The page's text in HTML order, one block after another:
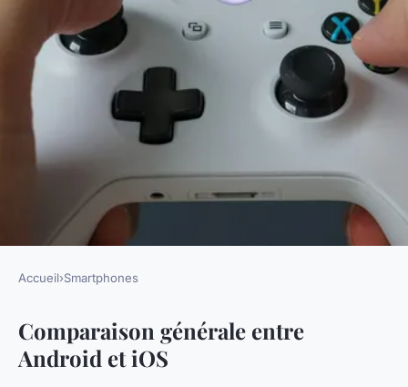
SMARTPHONES
Comparatif : Android vs iOS,
quelle est la meilleure option ?
Accueil›Smartphones
Comparaison générale entre
Android et iOS